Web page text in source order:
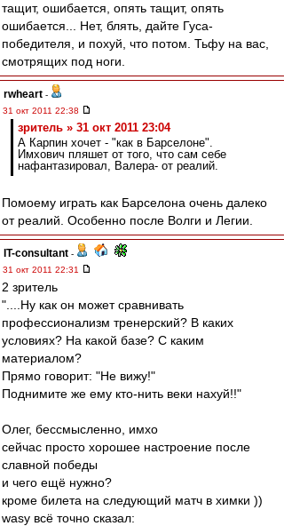
тащит, ошибается, опять тащит, опять
ошибается... Нет, блять, дайте Гуса-
победителя, и похуй, что потом. Тьфу на вас,
смотрящих под ноги.
rwheart -
31 окт 2011 22:38
зpитель » 31 окт 2011 23:04
А Карпин хочет - "как в Барселоне".
Имхович пляшет от того, что сам себе
нафантазировал, Валера- от реалий.
Помоему играть как Барселона очень далеко
от реалий. Особенно после Волги и Легии.
IT-consultant -
31 окт 2011 22:31
2 зpитель
"....Ну как он может сравнивать
профессионализм тренерский? В каких
условиях? На какой базе? С каким
материалом?
Прямо говорит: "Не вижу!"
Поднимите же ему кто-нить веки нахуй!!"
Олег, бессмысленно, имхо
сейчас просто хорошее настроение после
славной победы
и чего ещё нужно?
кроме билета на следующий матч в химки ))
wasy всё точно сказал: